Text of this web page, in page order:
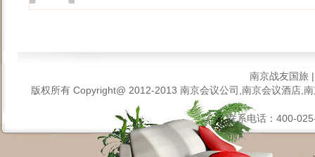
南京战友国旅
版权所有 Copyright@ 2012-2013 南京会议公司,南京会议酒店,
联系电话：400-